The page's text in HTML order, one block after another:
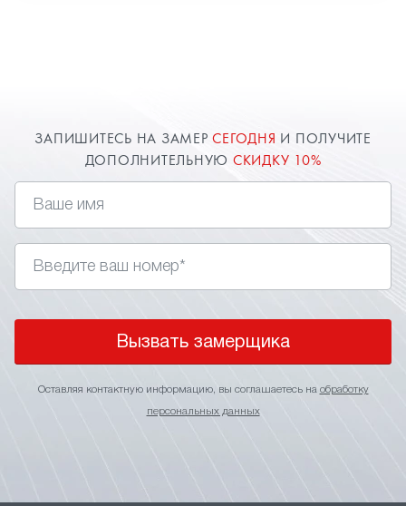
ЗАПИШИТЕСЬ НА ЗАМЕРСЕГОДНЯ И ПОЛУЧИТЕ
ДОПОЛНИТЕЛЬНУЮ СКИДКУ 10%
Вызвать замерщика
Оставляя контактную информацию, вы соглашаетесь на обработку
персональных данных